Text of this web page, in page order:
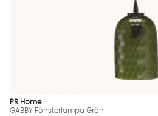
PR Home
GABBY Fönsterlampa Grön